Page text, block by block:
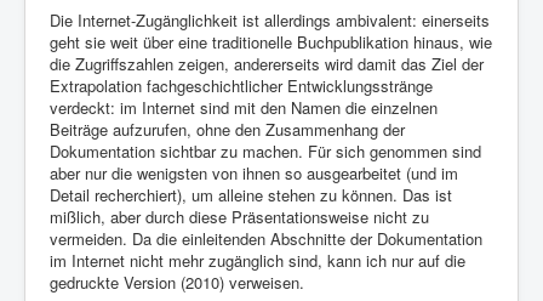
Die Internet-Zugänglichkeit ist allerdings ambivalent: einerseits
geht sie weit über eine traditionelle Buchpublikation hinaus, wie
die Zugriffszahlen zeigen, andererseits wird damit das Ziel der
Extrapolation fachgeschichtlicher Entwicklungsstränge
verdeckt: im Internet sind mit den Namen die einzelnen
Beiträge aufzurufen, ohne den Zusammenhang der
Dokumentation sichtbar zu machen. Für sich genommen sind
aber nur die wenigsten von ihnen so ausgearbeitet (und im
Detail recherchiert), um alleine stehen zu können. Das ist
mißlich, aber durch diese Präsentationsweise nicht zu
vermeiden. Da die einleitenden Abschnitte der Dokumentation
im Internet nicht mehr zugänglich sind, kann ich nur auf die
gedruckte Version (2010) verweisen.